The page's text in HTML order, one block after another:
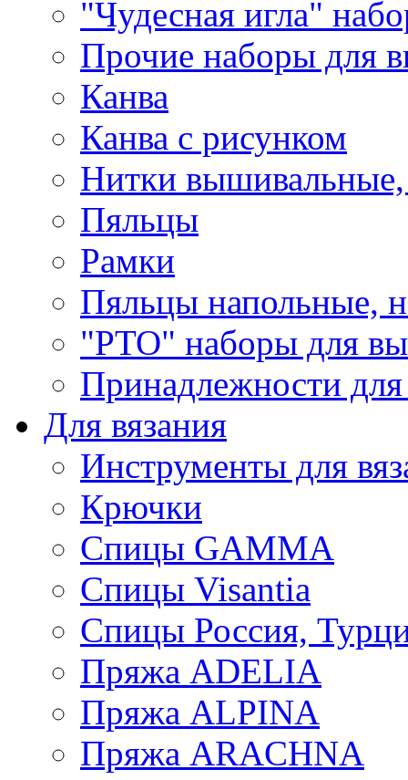
"Чудесная игла"
Прочие наборы для
Канва
Канва с рисунком
Нитки
Пяльцы
Рамки
Пяльцы напольные,
"РТО" наборы для
Принадлежности
Для вязания
Инструменты для
Крючки
Спицы GAMMA
Спицы Visantia
Спицы Россия,
Пряжа ADELIA
Пряжа ALPINA
Пряжа ARACHNA